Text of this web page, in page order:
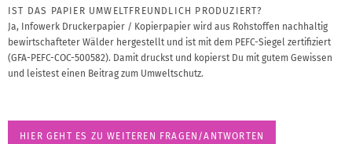
IST DAS PAPIER UMWELTFREUNDLICH PRODUZIERT?
Ja, Infowerk Druckerpapier / Kopierpapier wird aus Rohstoffen nachhaltig
bewirtschafteter Wälder hergestellt und ist mit dem PEFC-Siegel zertifiziert
(GFA-PEFC-COC-500582). Damit druckst und kopierst Du mit gutem Gewissen
und leistest einen Beitrag zum Umweltschutz.
HIER GEHT ES ZU WEITEREN FRAGEN/ANTWORTEN